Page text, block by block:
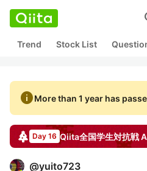
Trend Stock List
infoMore than 1 year has
Day 16 Qiita全国学生対抗戦
@yuito723